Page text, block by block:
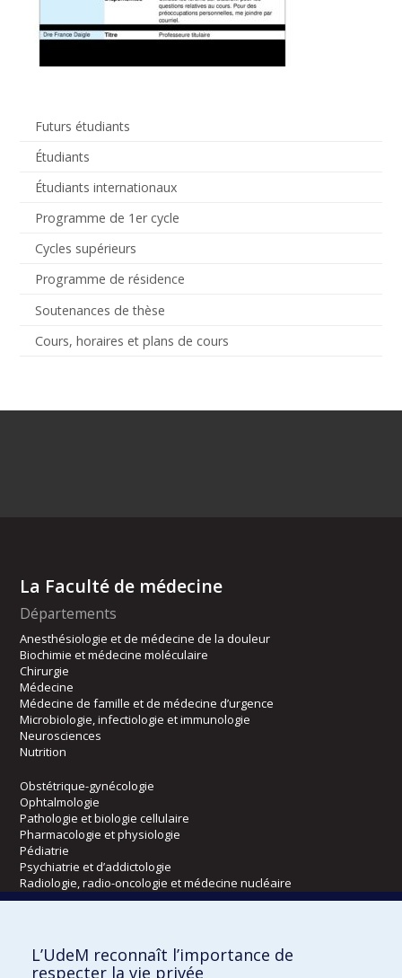
Futurs étudiants
Étudiants
Étudiants internationaux
Programme de 1er cycle
Cycles supérieurs
Programme de résidence
Soutenances de thèse
Cours, horaires et plans de cours
La Faculté de médecine
Départements
Anesthésiologie et de médecine de la douleur
Biochimie et médecine moléculaire
Chirurgie
Médecine
Médecine de famille et de médecine d’urgence
Microbiologie, infectiologie et immunologie
Neurosciences
Nutrition
Obstétrique-gynécologie
Ophtalmologie
Pathologie et biologie cellulaire
Pharmacologie et physiologie
Pédiatrie
Psychiatrie et d’addictologie
Radiologie, radio-oncologie et médecine nucléaire
Kinésiologie et des sciences de l’activité physique
L’UdeM reconnaît l’importance de
respecter la vie privée